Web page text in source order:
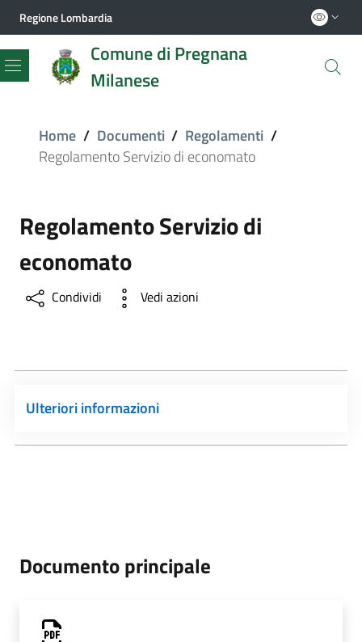
Regione Lombardia
Comune di Pregnana
Milanese
Menu
Home / Documenti / Regolamenti /
Regolamento Servizio di economato
Regolamento Servizio di
economato
Condividi Vedi azioni
Ulteriori informazioni
Documento principale